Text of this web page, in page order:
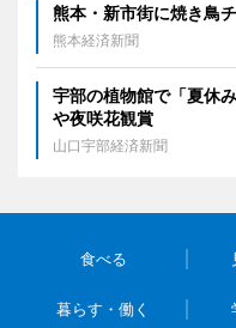
熊本・新市街に焼き鳥
熊本経済新聞
宇部の植物館で「夏休
や夜咲花観賞
山口宇部経済新聞
食べる
暮らす・働く